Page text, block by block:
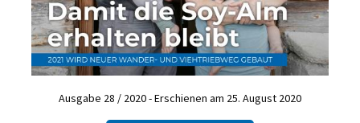
Ausgabe 28 / 2020 - Erschienen am 25. August 2020